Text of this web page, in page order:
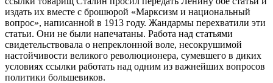
издать их вместе с брошюрой «Марксизм и национальный
вопрос», написанной в 1913 году. Жандармы перехватили эти
статьи. Они не были напечатаны. Работа над статьями
свидетельствовала о непреклонной воле, несокрушимой
настойчивости великого революционера, сумевшего в диких
условиях ссылки работать над одним из важнейших вопросов
политики большевиков.